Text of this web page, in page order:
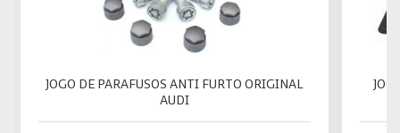
JOGO DE PARAFUSOS ANTI FURTO ORIGINAL
AUDI